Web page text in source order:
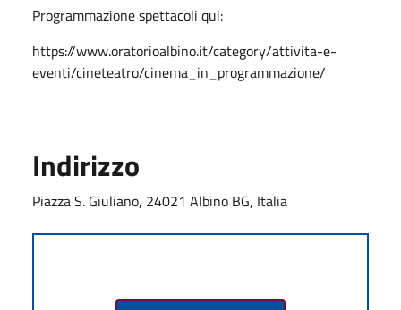
Programmazione spettacoli qui:
https://www.oratorioalbino.it/category/attivita-e-
eventi/cineteatro/cinema_in_programmazione/
Indirizzo
Piazza S. Giuliano, 24021 Albino BG, Italia